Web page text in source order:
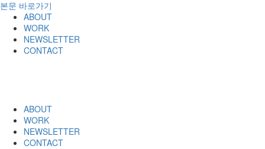
본문 바로가기
ABOUT
WORK
NEWSLETTER
CONTACT
ABOUT
WORK
NEWSLETTER
CONTACT